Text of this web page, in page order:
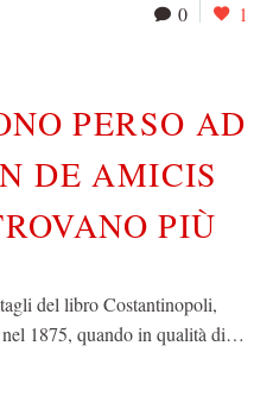
0 1
PERSO AD
DE AMICIS
PIÙ
del libro Costantinopoli,
1875, quando in qualità di…